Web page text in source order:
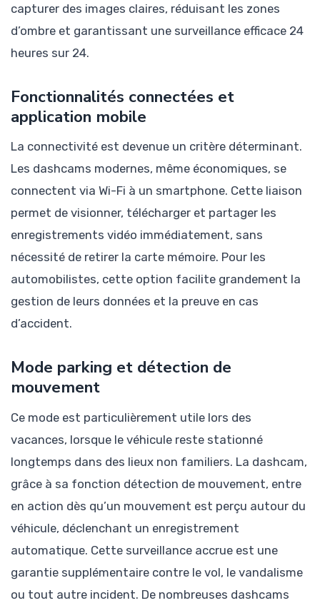
capturer des images claires, réduisant les zones
d’ombre et garantissant une surveillance efficace 24
heures sur 24.
Fonctionnalités connectées et
application mobile
La connectivité est devenue un critère déterminant.
Les dashcams modernes, même économiques, se
connectent via Wi-Fi à un smartphone. Cette liaison
permet de visionner, télécharger et partager les
enregistrements vidéo immédiatement, sans
nécessité de retirer la carte mémoire. Pour les
automobilistes, cette option facilite grandement la
gestion de leurs données et la preuve en cas
d’accident.
Mode parking et détection de
mouvement
Ce mode est particulièrement utile lors des
vacances, lorsque le véhicule reste stationné
longtemps dans des lieux non familiers. La dashcam,
grâce à sa fonction détection de mouvement, entre
en action dès qu’un mouvement est perçu autour du
véhicule, déclenchant un enregistrement
automatique. Cette surveillance accrue est une
garantie supplémentaire contre le vol, le vandalisme
ou tout autre incident. De nombreuses dashcams